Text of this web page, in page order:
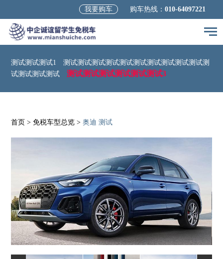
我要购车 购车热线： 010-64097221
测试测试测试1
测试测试测试测试测试测试测试测试测试测试测
试测试测试测试
测试测试测试测试测试测试3
首页 >免税车型总览 >奥迪 测试